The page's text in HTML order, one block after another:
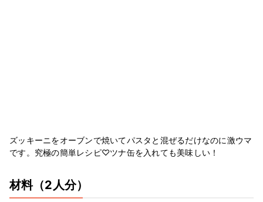
ズッキーニをオーブンで焼いてパスタと混ぜるだけなのに激ウマ
です。究極の簡単レシピ♡ツナ缶を入れても美味しい！
材料（2人分）